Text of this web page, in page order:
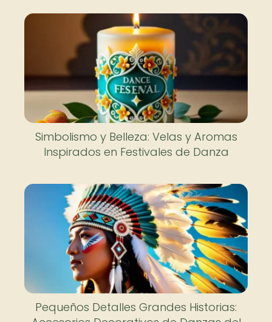
Simbolismo y Belleza: Velas y Aromas
Inspirados en Festivales de Danza
Pequeños Detalles Grandes Historias: